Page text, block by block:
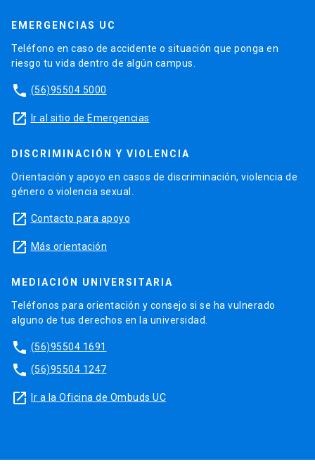
EMERGENCIAS UC
Teléfono en caso de accidente o situación que ponga en
riesgo tu vida dentro de algún campus.
phone (56)95504 5000
launch Ir al sitio de Emergencias
DISCRIMINACIÓN Y VIOLENCIA
Orientación y apoyo en casos de discriminación, violencia de
género o violencia sexual.
launch Contacto para apoyo
launch Más orientación
MEDIACIÓN UNIVERSITARIA
Teléfonos para orientación y consejo si se ha vulnerado
alguno de tus derechos en la universidad.
phone (56)95504 1691
phone (56)95504 1247
launch Ir a la Oficina de Ombuds UC